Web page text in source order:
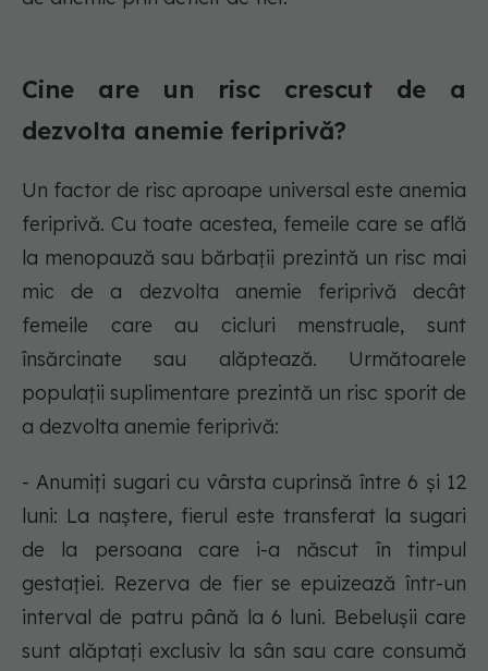
Cine are un risc crescut de a
dezvolta anemie feriprivă?
Un factor de risc aproape universal este anemia
feriprivă. Cu toate acestea, femeile care se află
la menopauză sau bărbații prezintă un risc mai
mic de a dezvolta anemie feriprivă decât
femeile care au cicluri menstruale, sunt
însărcinate sau alăptează. Următoarele
populații suplimentare prezintă un risc sporit de
a dezvolta anemie feriprivă:
- Anumiți sugari cu vârsta cuprinsă între 6 și 12
luni: La naștere, fierul este transferat la sugari
de la persoana care i-a născut în timpul
gestației. Rezerva de fier se epuizează într-un
interval de patru până la 6 luni. Bebelușii care
sunt alăptați exclusiv la sân sau care consumă